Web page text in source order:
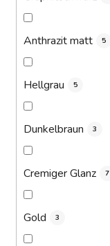
Anthrazit matt 5
Hellgrau 5
Dunkelbraun 3
Cremiger Glanz 7
Gold 3